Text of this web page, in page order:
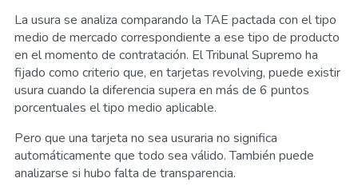
La usura se analiza comparando la TAE pactada con el tipo
medio de mercado correspondiente a ese tipo de producto
en el momento de contratación. El Tribunal Supremo ha
fijado como criterio que, en tarjetas revolving, puede existir
usura cuando la diferencia supera en más de 6 puntos
porcentuales el tipo medio aplicable.
Pero que una tarjeta no sea usuraria no significa
automáticamente que todo sea válido. También puede
analizarse si hubo falta de transparencia.